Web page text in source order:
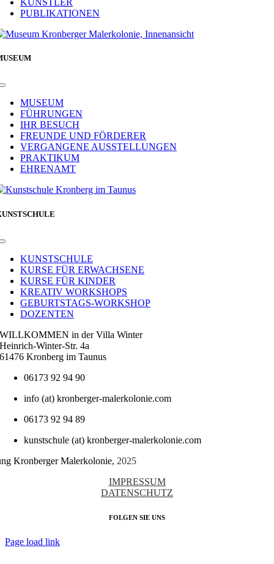
KÜNSTLER
PUBLIKATIONEN
Toggle
NavigationMUSEUM
FÜHRUNGEN
IHR BESUCH
FREUNDE UND FÖRDERER
VERGANGENE AUSSTELLUNGEN
PRAKTIKUM
EHRENAMT
Toggle
NavigationKUNSTSCHULE
KURSE FÜR ERWACHSENE
KURSE FÜR KINDER
KREATIV WORKSHOPS
GEBURTSTAGS-WORKSHOP
DOZENTEN
WILLKOMMEN in der Villa Winter
Heinrich-Winter-Str. 4a
61476 Kronberg im Taunus
06173 92 94 90
info (at) kronberger-malerkolonie.com
06173 92 94 89
kunstschule (at) kronberger-malerkolonie.com
Kronberger Malerkolonie, 2025
IMPRESSUM
DATENSCHUTZ
FOLGEN SIE UNS
Page load link